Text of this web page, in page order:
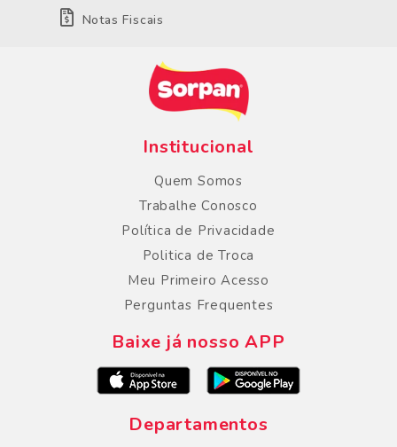
Notas Fiscais
Institucional
Quem Somos
Trabalhe Conosco
Política de Privacidade
Politica de Troca
Meu Primeiro Acesso
Perguntas Frequentes
Baixe já nosso APP
Departamentos